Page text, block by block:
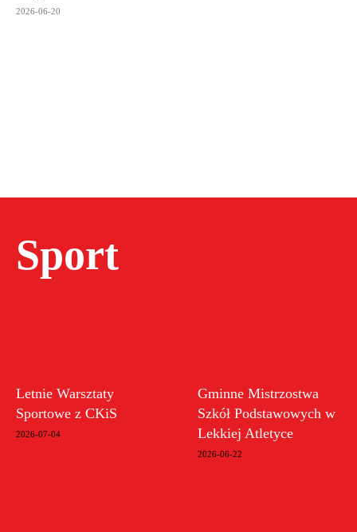
2026-06-20
Sport
Letnie Warsztaty
Sportowe z CKiS
2026-07-04
Gminne Mistrzostwa
Szkół Podstawowych w
Lekkiej Atletyce
2026-06-22